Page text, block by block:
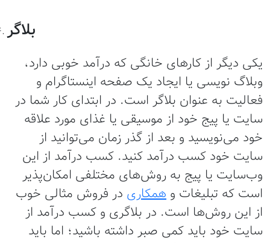
بلاگر
دیگر از کارهای خانگی که درآمد خوبی دارد،
نویسی یا ایجاد یک صفحه اینستاگرام و
به عنوان بلاگر است‌. در ابتدای کار شما در
یا پیج خود از موسیقی یا غذای مورد علاقه
می‌نویسید و بعد از گذر زمان می‌توانید از
خود کسب درآمد کنید. کسب درآمد از این
یا پیج به روش‌های مختلفی امکان‌پذیر
که تبلیغات و همکاریدر فروش مثالی خوب
این روش‌ها است. در بلاگری و کسب درآمد از
خود باید کمی صبر داشته باشید؛ اما باید